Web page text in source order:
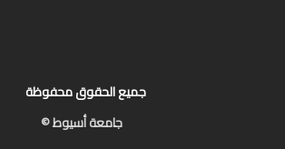
جميع الحقوق محفوظة
جامعة أسيوط ©